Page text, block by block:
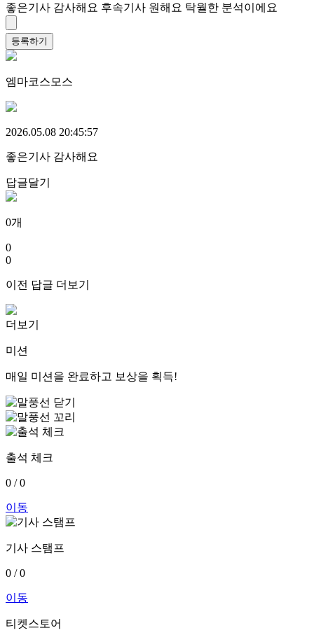
좋은기사 감사해요 후속기사 원해요 탁월한 분석이에요
등록하기
엠마코스모스
2026.05.08 20:45:57
좋은기사 감사해요
답글달기
0개
0
0
이전 답글 더보기
더보기
미션
매일 미션을 완료하고 보상을 획득!
출석 체크
0 / 0
이동
기사 스탬프
0 / 0
이동
티켓스토어